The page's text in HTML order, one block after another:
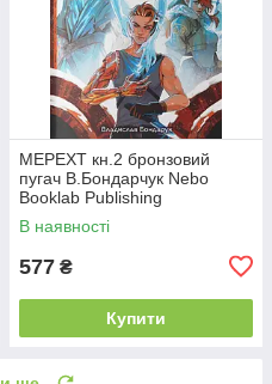
МЕРЕХТ кн.2 бронзовий
пугач В.Бондарчук Nebo
Booklab Publishing
В наявності
577 ₴
Купити